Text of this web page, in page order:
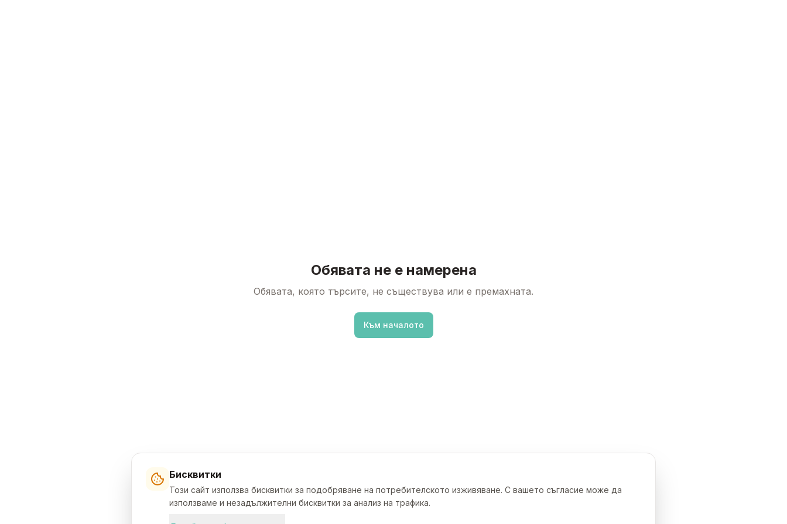
Обявата не е намерена
Обявата, която търсите, не съществува или е премахната.
Към началото
Бисквитки
Този сайт използва бисквитки за подобряване на потребителското изживяване. С вашето съгласие може да
използваме и незадължителни бисквитки за анализ на трафика.